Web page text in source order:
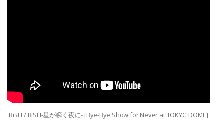
BiSH / BiSH-星が瞬く夜に- [Bye-Bye Show for Never at TOKYO DOME]